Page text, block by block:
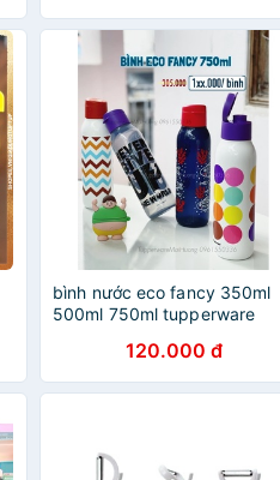
bình nước eco fancy 350ml
500ml 750ml tupperware
120.000 đ